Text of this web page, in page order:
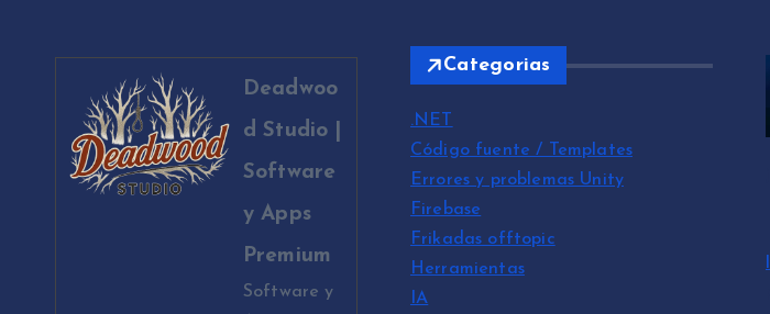
Deadwoo
d Studio |
Software
y Apps
Premium
Software y
Categorias
.NET
Código fuente / Templates
Errores y problemas Unity
Firebase
Frikadas offtopic
Herramientas
IA